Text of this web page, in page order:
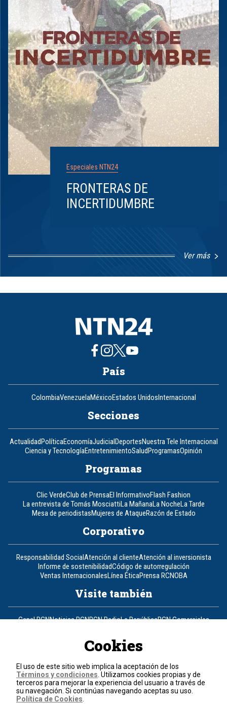
Especiales NTN24
FRONTERAS DE
INCERTIDUMBRE
Ver más
1
8
País
ColombiaVenezuelaMéxicoEstados UnidosInternacional
Secciones
ActualidadPolíticaEconomíaJudicialDeportesNuestra Tele Internacional
Ciencia y TecnologíaEntretenimientoSaludProgramasOpinión
Programas
Clic VerdeClub de PrensaEl InformativoFlash Fashion
La entrevista de Tomás MosciattiLa MañanaLa NocheLa Tarde
Mesa de periodistasMujeres de AtaqueRazón de Estado
Corporativo
Responsabilidad SocialAtención al clienteAtención al inversionista
Informe de sostenibilidadCódigo de autorregulación
Ventas InternacionalesLínea ÉticaPrensa RCNOBA
Visite también
Canal RCNNoticias RCNRCN RadioLa RepúblicaRCN Comerciales
Un producto de RCN Televisión
Contáctenos
Teléfono+57 (601) 426 92 92
Cookies
El uso de este sitio web implica la aceptación de los
Términos y condiciones . Utilizamos cookies propias y de
terceros para mejorar la experiencia del usuario a través de
su navegación. Si continúas navegando aceptas su uso.
Política de Cookies